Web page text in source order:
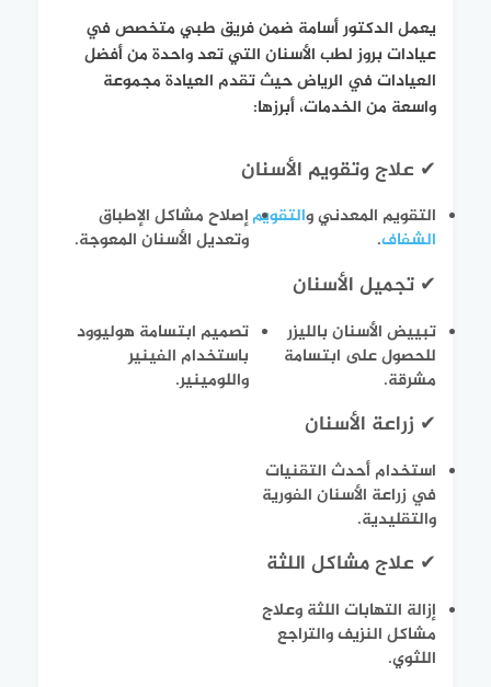
يعمل الدكتور أسامة ضمن فريق طبي متخصص في
عيادات بروز لطب الأسنان التي تعد واحدة من أفضل
العيادات في الرياض حيث تقدم العيادة مجموعة
واسعة من الخدمات، أبرزها:
✔ علاج وتقويم الأسنان
التقويم المعدني والتقويم
الشفاف.
إصلاح مشاكل الإطباق
وتعديل الأسنان المعوجة.
✔ تجميل الأسنان
تبييض الأسنان بالليزر
للحصول على ابتسامة
مشرقة.
تصميم ابتسامة هوليوود
باستخدام الفينير
واللومينير.
✔ زراعة الأسنان
استخدام أحدث التقنيات
في زراعة الأسنان الفورية
والتقليدية.
✔ علاج مشاكل اللثة
إزالة التهابات اللثة وعلاج
مشاكل النزيف والتراجع
اللثوي.